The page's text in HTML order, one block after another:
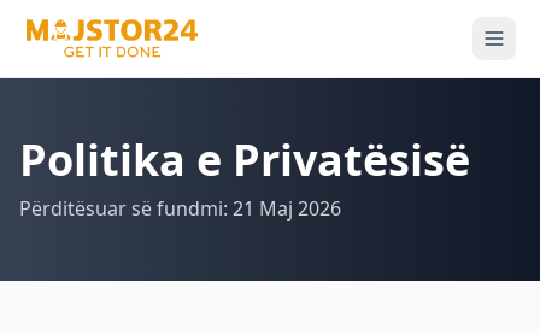
Politika e Privatësisë
Përditësuar së fundmi: 21 Maj 2026